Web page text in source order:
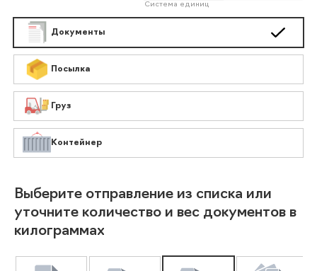
Система единиц
Документы
Посылка
Груз
Контейнер
Выберите отправление из списка или
уточните количество и вес документов в
килограммах